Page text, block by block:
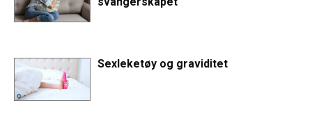
Sexleketøy og graviditet